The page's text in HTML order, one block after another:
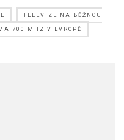
TELEVIZE NA BĚŽNOU
700 MHZ V EVROPĚ